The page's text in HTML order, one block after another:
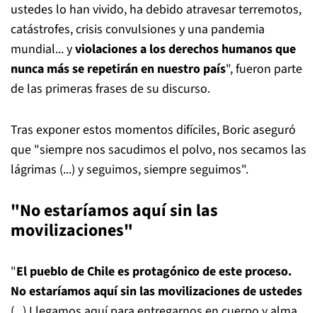
ustedes lo han vivido, ha debido atravesar terremotos,
catástrofes, crisis convulsiones y una pandemia
mundial... yviolaciones a los derechos humanos que
nunca más se repetirán en nuestro país", fueron parte
de las primeras frases de su discurso.
Tras exponer estos momentos difíciles, Boric aseguró
que "siempre nos sacudimos el polvo, nos secamos las
lágrimas (...) y seguimos, siempre seguimos".
"No estaríamos aquí sin las
movilizaciones"
"El pueblo de Chile es protagónico de este proceso.
No estaríamos aquí sin las movilizaciones de ustedes